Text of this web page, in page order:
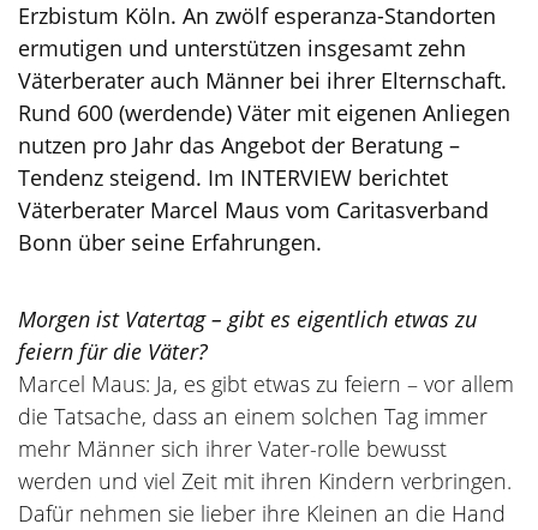
Erzbistum Köln. An zwölf esperanza-Standorten
ermutigen und unterstützen insgesamt zehn
Väterberater auch Männer bei ihrer Elternschaft.
Rund 600 (werdende) Väter mit eigenen Anliegen
nutzen pro Jahr das Angebot der Beratung –
Tendenz steigend. Im INTERVIEW berichtet
Väterberater Marcel Maus vom Caritasverband
Bonn über seine Erfahrungen.
Morgen ist Vatertag – gibt es eigentlich etwas zu
feiern für die Väter?
Marcel Maus: Ja, es gibt etwas zu feiern – vor allem
die Tatsache, dass an einem solchen Tag immer
mehr Männer sich ihrer Vater-rolle bewusst
werden und viel Zeit mit ihren Kindern verbringen.
Dafür nehmen sie lieber ihre Kleinen an die Hand